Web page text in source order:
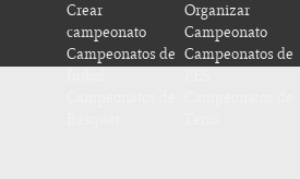
Crear
campeonato
Organizar
Campeonato
Campeonatos de Campeonatos de